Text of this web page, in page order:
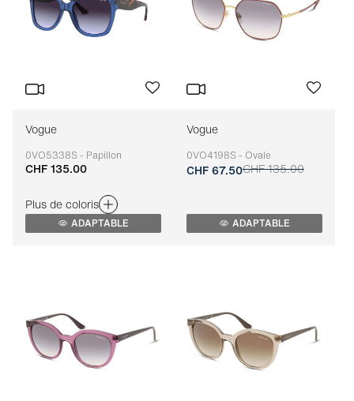
Vogue
0VO5338S - Papillon
Adaptable
CHF 135.00
Plus de coloris
ADAPTABLE
Vogue
0VO4198S - Ovale
Adaptable
CHF 67.50CHF 135.00
ADAPTABLE